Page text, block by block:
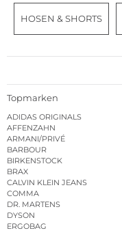
HOSEN & SHORTS
Topmarken
ADIDAS ORIGINALS
AFFENZAHN
ARMANI/PRIVÉ
BARBOUR
BIRKENSTOCK
BRAX
CALVIN KLEIN JEANS
COMMA
DR. MARTENS
DYSON
ERGOBAG